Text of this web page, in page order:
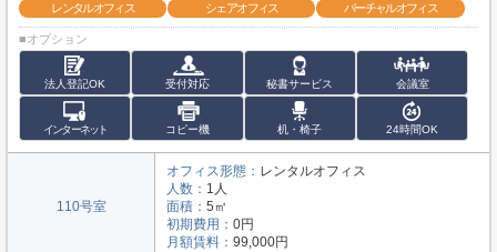
レンタルオフィス
シェアオフィス バーチャルオフィス
■オプション
法人登記OK 受付対応 秘書サービス 会議室
インターネット コピー機 机・椅子 24時間OK
110号室
オフィス形態： レンタルオフィス
人数： 1人
面積： 5㎡
初期費用： 0円
月額賃料： 99,000円